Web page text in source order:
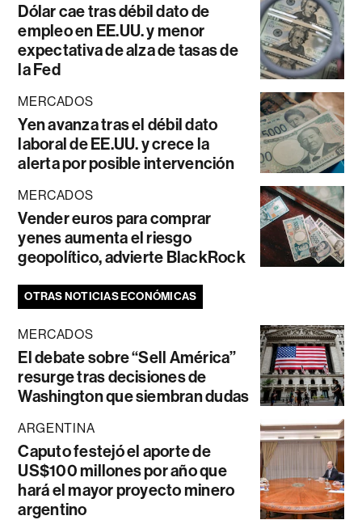
Dólar cae tras débil dato de
empleo en EE.UU. y menor
expectativa de alza de tasas de
la Fed
MERCADOS
Yen avanza tras el débil dato
laboral de EE.UU. y crece la
alerta por posible intervención
MERCADOS
Vender euros para comprar
yenes aumenta el riesgo
geopolítico, advierte BlackRock
OTRAS NOTICIAS ECONÓMICAS
MERCADOS
El debate sobre “Sell América”
resurge tras decisiones de
Washington que siembran dudas
ARGENTINA
Caputo festejó el aporte de
US$100 millones por año que
hará el mayor proyecto minero
argentino